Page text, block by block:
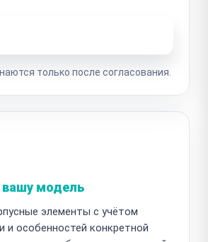
только после согласования.
модель
элементы с учётом
и особенностей конкретной